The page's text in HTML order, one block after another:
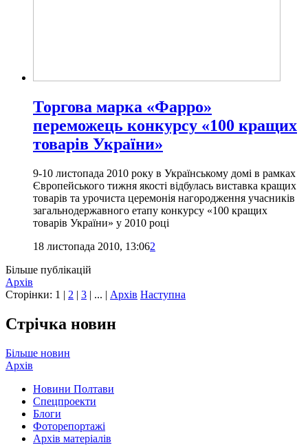
Торгова марка «Фарро»
переможець конкурсу «100 кращих
товарів України»
9-10 листопада 2010 року в Українському домі в рамках
Європейського тижня якості відбулась виставка кращих
товарів та урочиста церемонія нагородження учасників
загальнодержавного етапу конкурсу «100 кращих
товарів України» у 2010 році
18 листопада 2010, 13:062
Більше публікацій
Архів
Сторінки: 1 | 2 | 3 | ... | Архів Наступна
Стрічка новин
Більше новин
Архів
Новини Полтави
Спецпроекти
Блоги
Фоторепортажі
Архів матеріалів